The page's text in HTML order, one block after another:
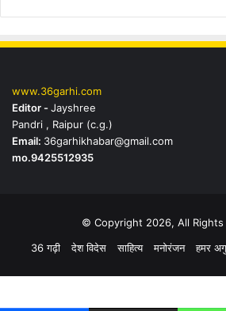
www.36garhi.com
Editor -Jayshree
Pandri , Raipur (c.g.)
Email: 36garhikhabar@gmail.com
mo.9425512935
© Copyright 2026, All Rights
36 गढ़ी
देश विदेस साहित्य मनोरंजन हमर